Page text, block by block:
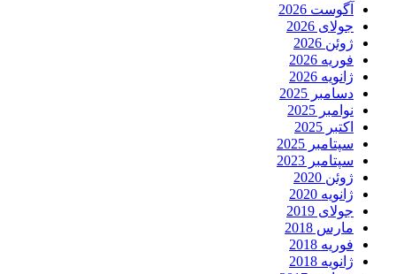
آگوست 2026
جولای 2026
ژوئن 2026
فوریه 2026
ژانویه 2026
دسامبر 2025
نوامبر 2025
اکتبر 2025
سپتامبر 2025
سپتامبر 2023
ژوئن 2020
ژانویه 2020
جولای 2019
مارس 2018
فوریه 2018
ژانویه 2018